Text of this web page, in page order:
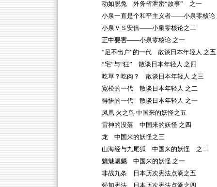
动如脱兔 外务省泄密“故事” 之一
小泉一直是个和平主义者——小泉零核论
小泉ＶＳ安倍——小泉零核论之二
正中要害——小泉零核论 之一
“足不出户”的一代 散谈日本年轻人 之五
“宅”与“狂” 散谈日本年轻人 之四
吃草？吃肉？ 散谈日本年轻人 之三
宽松的一代 散谈日本年轻人 之二
得悟的一代 散谈日本年轻人 之一
凤凰 火之鸟 中国来的妖怪之五
雷神的没落 中国来的妖怪 之四
龙 中国来的妖怪之三
山海经与九尾狐 中国来的妖怪 之二
魑魅魍魉 中国来的妖怪 之一
非战九条 日本历次宪法点滴之五
强加宪法 日本历次宪法点滴之四